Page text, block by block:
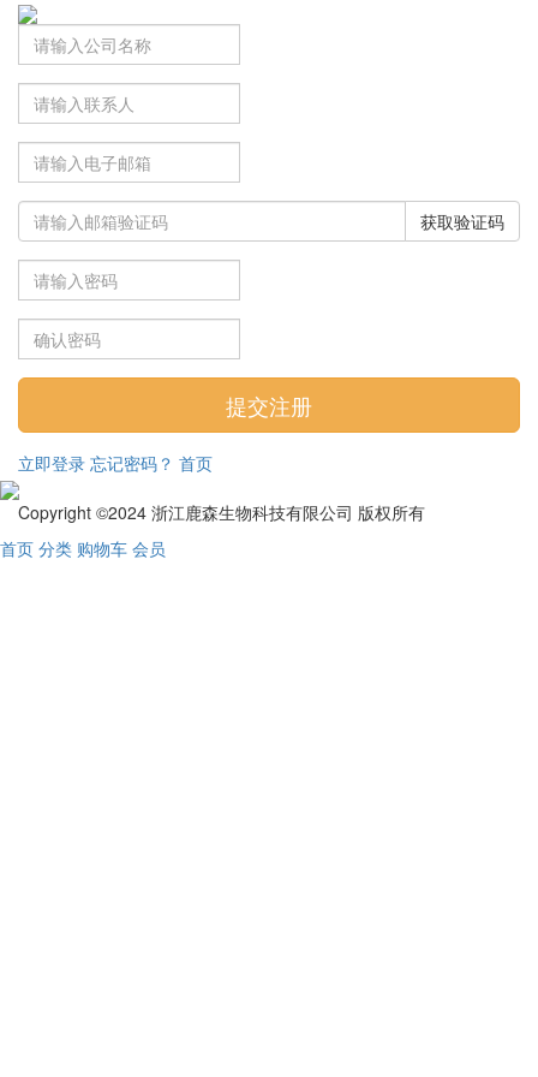
获取验证码
立即登录 忘记密码？ 首页
Copyright ©2024 浙江鹿森生物科技有限公司 版权所有
首页 分类 购物车 会员